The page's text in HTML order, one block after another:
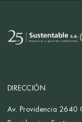
DIRECCIÓN
Av. Providencia 2640